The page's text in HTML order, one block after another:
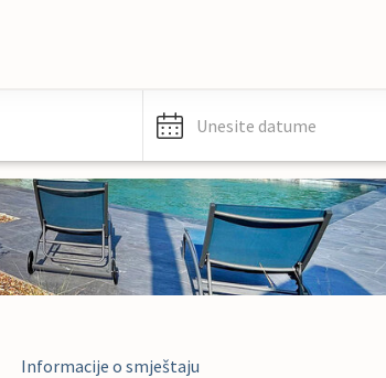
Unesite datume
Informacije o smještaju